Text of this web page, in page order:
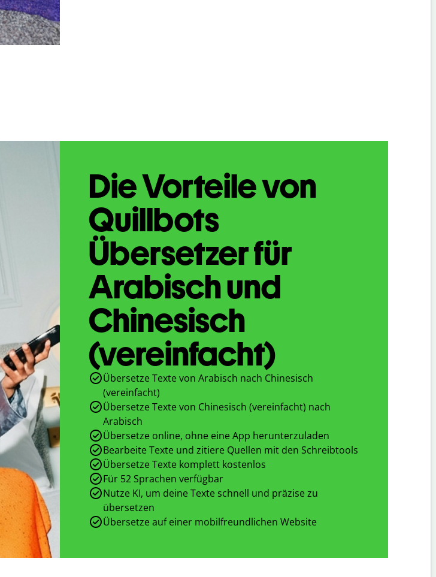
Die Vorteile von
Quillbots
Übersetzer für
Arabisch und
Chinesisch
(vereinfacht)
Übersetze Texte von Arabisch nach Chinesisch
(vereinfacht)
Übersetze Texte von Chinesisch (vereinfacht) nach
Arabisch
Übersetze online, ohne eine App herunterzuladen
Bearbeite Texte und zitiere Quellen mit den Schreibtools
Übersetze Texte komplett kostenlos
Für 52 Sprachen verfügbar
Nutze KI, um deine Texte schnell und präzise zu
übersetzen
Übersetze auf einer mobilfreundlichen Website